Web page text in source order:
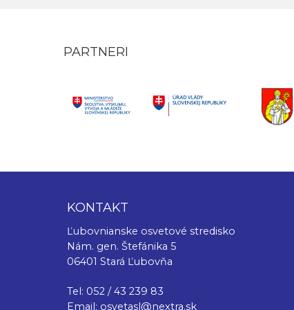
PARTNERI
KONTAKT
Ľubovnianske osvetové stredisko
Nám. gen. Štefánika 5
06401 Stará Ľubovňa
Tel: 052 / 43 239 83
Email: osvetasl@nextra.sk